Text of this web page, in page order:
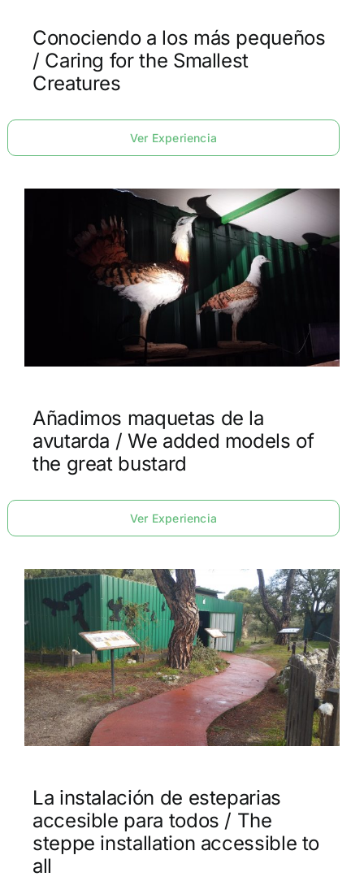
Conociendo a los más pequeños
/ Caring for the Smallest
Creatures
Ver Experiencia
Añadimos maquetas de la
avutarda / We added models of
the great bustard
Ver Experiencia
La instalación de esteparias
accesible para todos / The
steppe installation accessible to
all